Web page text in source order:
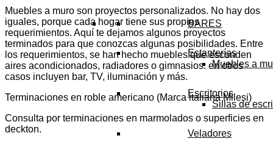
BARES
Estanterías
Muebles a
Escritorios
Sillas de
Veladores
Muebles a muro son proyectos personalizados. No hay dos
iguales, porque cada hogar tiene sus propios
requerimientos. Aquí te dejamos algunos proyectos
terminados para que conozcas algunas posibilidades. Entre
los requerimientos, se han hecho muebles que esconden
aires acondicionados, radiadores o gimnasios. en otros
casos incluyen bar, TV, iluminación y más.
Terminaciones en roble americano (Marca italiana Milesi)
Consulta por terminaciones en marmolados o superficies en
deckton.